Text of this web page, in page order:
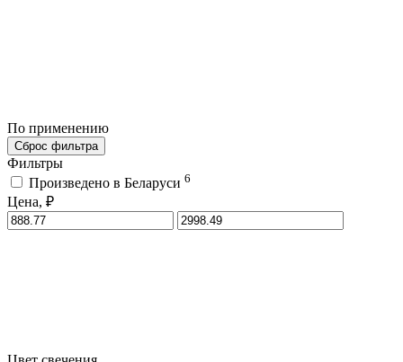
По применению
Сброс фильтра
Фильтры
Произведено в Беларуси 6
Цена, ₽